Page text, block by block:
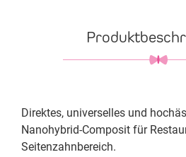
Direktes, universelles und
Nanohybrid-Composit für
Seitenzahnbereich.